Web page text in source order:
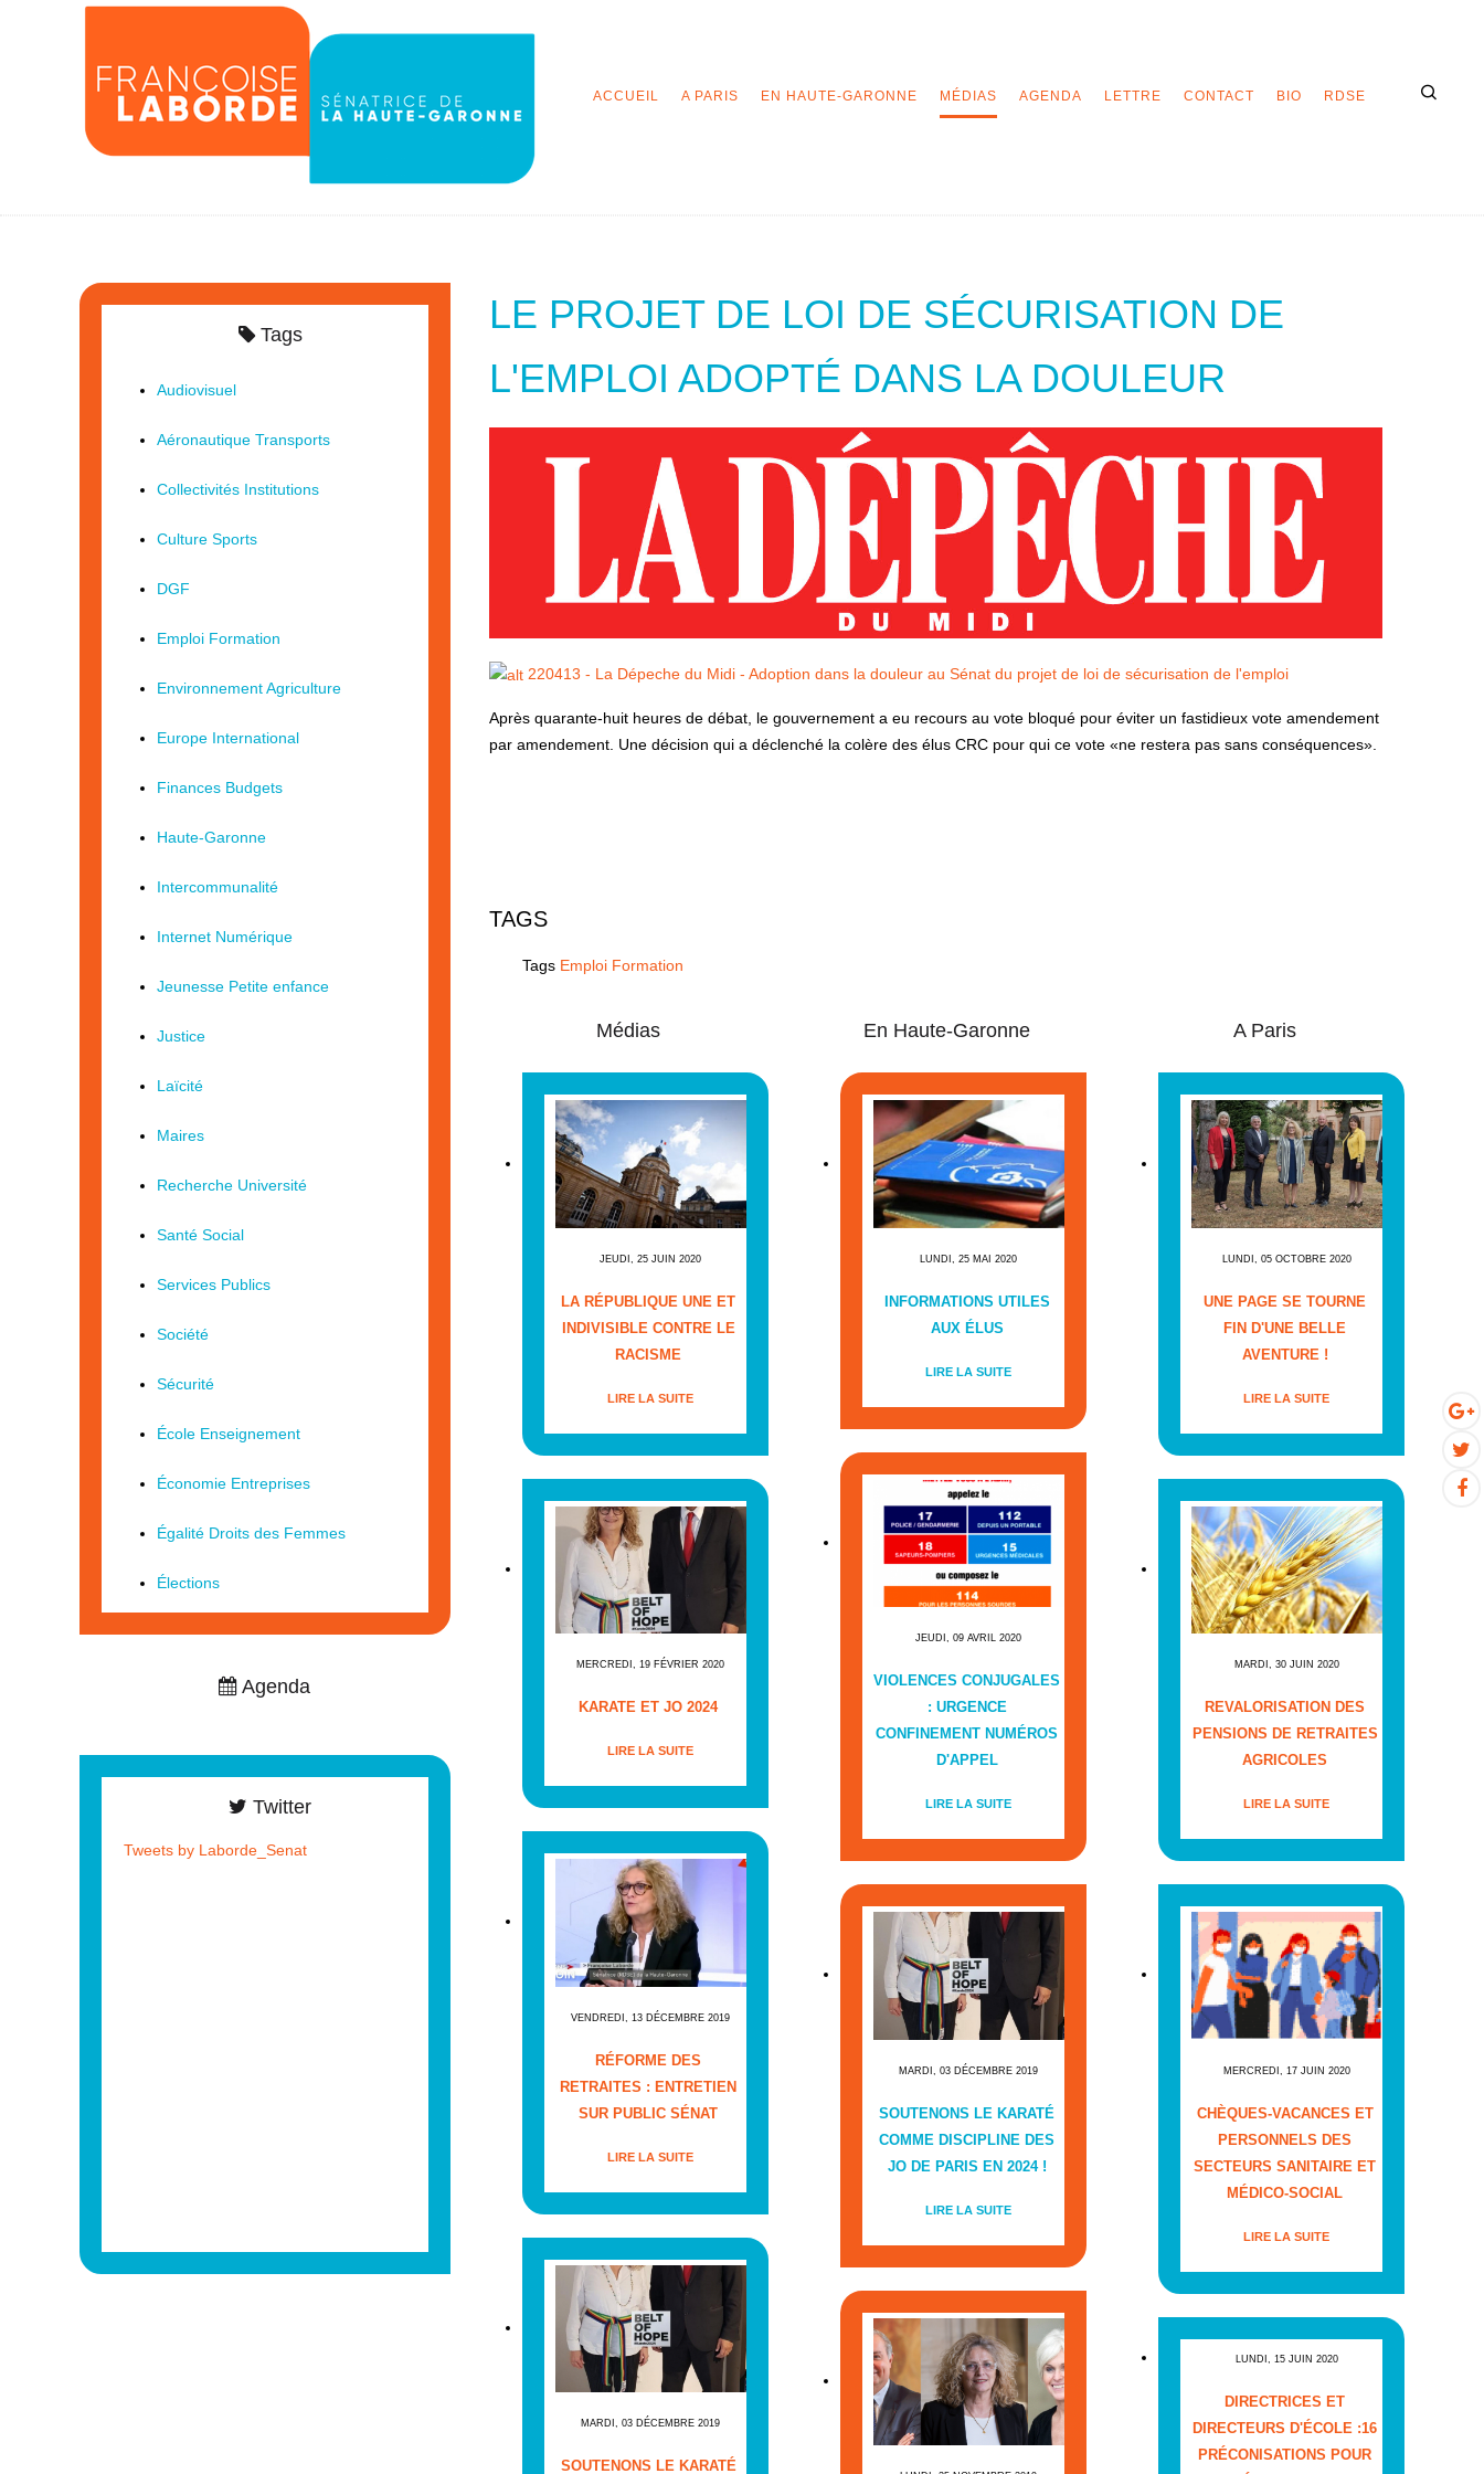
ACCUEIL A PARIS EN HAUTE-GARONNE MÉDIAS AGENDA LETTRE CONTACT BIO RDSE
LE PROJET DE LOI DE SÉCURISATION DE
L'EMPLOI ADOPTÉ DANS LA DOULEUR
220413 - La Dépeche du Midi - Adoption dans la douleur au Sénat du projet de loi de sécurisation de l'emploi
Après quarante-huit heures de débat, le gouvernement a eu recours au vote bloqué pour éviter un fastidieux vote amendement
par amendement. Une décision qui a déclenché la colère des élus CRC pour qui ce vote «ne restera pas sans conséquences».
TAGS
Tags Emploi Formation
Médias
JEUDI, 25 JUIN 2020
LA RÉPUBLIQUE UNE ET
INDIVISIBLE CONTRE LE
RACISME
LIRE LA SUITE
MERCREDI, 19 FÉVRIER 2020
KARATE ET JO 2024
LIRE LA SUITE
VENDREDI, 13 DÉCEMBRE 2019
RÉFORME DES
RETRAITES : ENTRETIEN
SUR PUBLIC SÉNAT
LIRE LA SUITE
MARDI, 03 DÉCEMBRE 2019
SOUTENONS LE KARATÉ
En Haute-Garonne
LUNDI, 25 MAI 2020
INFORMATIONS UTILES
AUX ÉLUS
LIRE LA SUITE
JEUDI, 09 AVRIL 2020
VIOLENCES CONJUGALES
: URGENCE
CONFINEMENT NUMÉROS
D'APPEL
LIRE LA SUITE
MARDI, 03 DÉCEMBRE 2019
SOUTENONS LE KARATÉ
COMME DISCIPLINE DES
JO DE PARIS EN 2024 !
LIRE LA SUITE
A Paris
LUNDI, 05 OCTOBRE 2020
UNE PAGE SE TOURNE
FIN D'UNE BELLE
AVENTURE !
LIRE LA SUITE
MARDI, 30 JUIN 2020
REVALORISATION DES
PENSIONS DE RETRAITES
AGRICOLES
LIRE LA SUITE
MERCREDI, 17 JUIN 2020
CHÈQUES-VACANCES ET
PERSONNELS DES
SECTEURS SANITAIRE ET
MÉDICO-SOCIAL
LIRE LA SUITE
LUNDI, 15 JUIN 2020
DIRECTRICES ET
DIRECTEURS D'ÉCOLE :16
PRÉCONISATIONS POUR
Tags
Audiovisuel
Aéronautique Transports
Collectivités Institutions
Culture Sports
DGF
Emploi Formation
Environnement Agriculture
Europe International
Finances Budgets
Haute-Garonne
Intercommunalité
Internet Numérique
Jeunesse Petite enfance
Justice
Laïcité
Maires
Recherche Université
Santé Social
Services Publics
Société
Sécurité
École Enseignement
Économie Entreprises
Égalité Droits des Femmes
Élections
Agenda
Twitter
Tweets by Laborde_Senat